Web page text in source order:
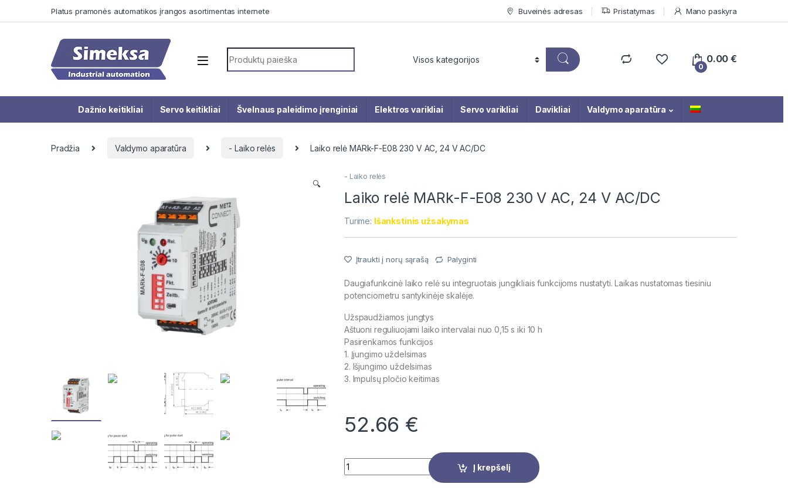
Platus pramonės automatikos įrangos asortimentas internete Buveinės adresas Pristatymas Mano paskyra
Search for:
0
0.00€
Dažnio keitikliai Servo keitikliai Švelnaus paleidimo įrenginiai Elektros varikliai Servo varikliai Davikliai Valdymo aparatūra
Pradžia Valdymo aparatūra - Laiko relės Laiko relė MARk-F-E08 230 V AC, 24 V AC/DC
🔍
- Laiko relės
Laiko relė MARk-F-E08 230 V AC, 24 V AC/DC
Turime: Išankstinis užsakymas
Įtraukti į norų sąrašą Palyginti
Daugiafunkcinė laiko relė su integruotais jungikliais funkcijoms nustatyti. Laikas nustatomas tiesiniu
potenciometru santykinėje skalėje.
Užspaudžiamos jungtys
Aštuoni reguliuojami laiko intervalai nuo 0,15 s iki 10 h
Pasirenkamos funkcijos
1. Įjungimo uždelsimas
2. Išjungimo uždelsimas
3. Impulsų pločio keitimas
52.66 €
Quantity
Į krepšelį